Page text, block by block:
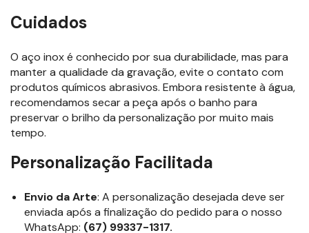
Cuidados
O aço inox é conhecido por sua durabilidade, mas para
manter a qualidade da gravação, evite o contato com
produtos químicos abrasivos. Embora resistente à água,
recomendamos secar a peça após o banho para
preservar o brilho da personalização por muito mais
tempo.
Personalização Facilitada
Envio da Arte: A personalização desejada deve ser
enviada após a finalização do pedido para o nosso
WhatsApp: (67) 99337-1317.